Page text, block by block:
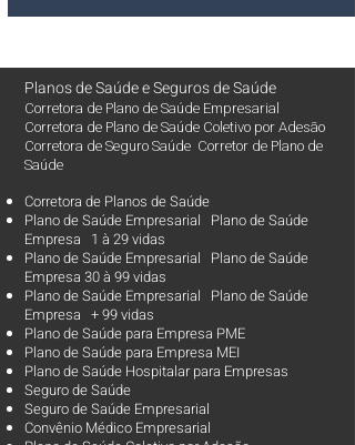
Planos de SaúdeeSeguros de Saúde
Corretora de Plano de Saúde Empresarial
Corretora de Plano de Saúde Coletivo por Adesão
Corretora de Seguro Saúde Corretor de Plano de
Saúde
Corretora de Planos de Saúde
Plano de Saúde Empresarial Plano de Saúde
Empresa 1 à 29 vidas
Plano de Saúde Empresarial Plano de Saúde
Empresa 30 à 99 vidas ​
Plano de Saúde Empresarial Plano de Saúde
Empresa + 99 vidas
Plano de Saúde para Empresa PME
Plano de Saúde para Empresa MEI
Plano de Saúde Hospitalar para Empresas
Seguro de Saúde
Seguro de Saúde Empresarial
Convênio Médico Empresarial